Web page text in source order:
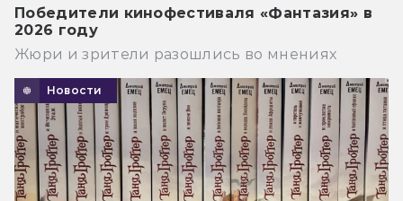
Победители кинофестиваля «Фантазия» в
2026 году
Жюри и зрители разошлись во мнениях
Новости